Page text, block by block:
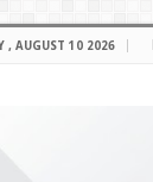
, AUGUST 10 2026